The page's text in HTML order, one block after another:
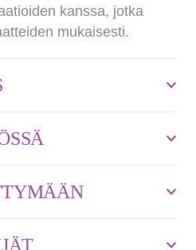
kanssa, jotka
mukaisesti.